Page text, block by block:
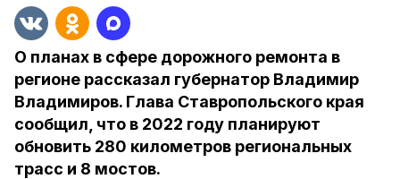
О планах в сфере дорожного ремонта в
регионе рассказал губернатор Владимир
Владимиров. Глава Ставропольского края
сообщил, что в 2022 году планируют
обновить 280 километров региональных
трасс и 8 мостов.